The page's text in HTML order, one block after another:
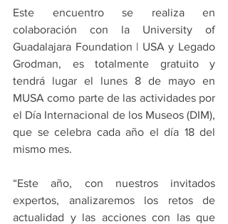
Este encuentro se realiza en
colaboración con la University of
Guadalajara Foundation | USA y Legado
Grodman, es totalmente gratuito y
tendrá lugar el lunes 8 de mayo en
MUSA como parte de las actividades por
el Día Internacional de los Museos (DIM),
que se celebra cada año el día 18 del
mismo mes.
“Este año, con nuestros invitados
expertos, analizaremos los retos de
actualidad y las acciones con las que